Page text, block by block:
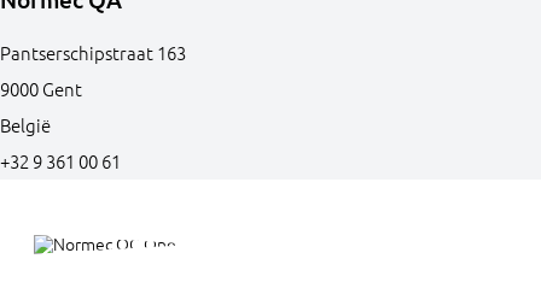
Pantserschipstraat163
9000Gent
België
+32 9 361 00 61